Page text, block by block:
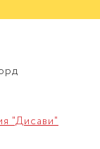
"Дисави"